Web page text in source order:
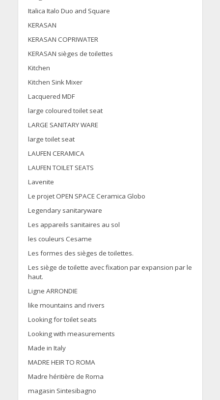
Italica Italo Duo and Square
KERASAN
KERASAN COPRIWATER
KERASAN sièges de toilettes
Kitchen
Kitchen Sink Mixer
Lacquered MDF
large coloured toilet seat
LARGE SANITARY WARE
large toilet seat
LAUFEN CERAMICA
LAUFEN TOILET SEATS
Lavenite
Le projet OPEN SPACE Ceramica Globo
Legendary sanitaryware
Les appareils sanitaires au sol
les couleurs Cesame
Les formes des sièges de toilettes.
Les siège de toilette avec fixation par expansion par le
haut.
Ligne ARRONDIE
like mountains and rivers
Looking for toilet seats
Looking with measurements
Made in Italy
MADRE HEIR TO ROMA
Madre héritière de Roma
magasin Sintesibagno